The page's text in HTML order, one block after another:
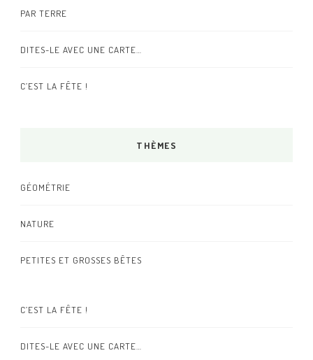
PAR TERRE
DITES-LE AVEC UNE CARTE…
C’EST LA FÊTE !
THÈMES
GÉOMÉTRIE
NATURE
PETITES ET GROSSES BÊTES
C’EST LA FÊTE !
DITES-LE AVEC UNE CARTE…